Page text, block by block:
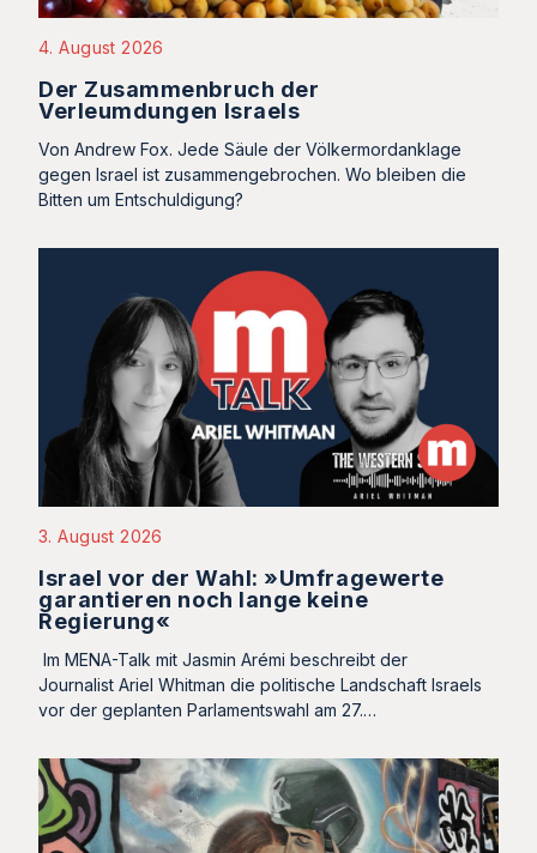
4. August 2026
Der Zusammenbruch der
Verleumdungen Israels
Von Andrew Fox. Jede Säule der Völkermordanklage
gegen Israel ist zusammengebrochen. Wo bleiben die
Bitten um Entschuldigung?
3. August 2026
Israel vor der Wahl: »Umfragewerte
garantieren noch lange keine
Regierung«
Im MENA-Talk mit Jasmin Arémi beschreibt der
Journalist Ariel Whitman die politische Landschaft Israels
vor der geplanten Parlamentswahl am 27.…